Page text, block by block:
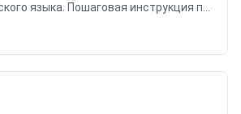
языка. Пошаговая инструкция по
с интервальными
от Кирилла Новикова.